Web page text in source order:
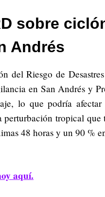
sobre
Andrés
del Riesgo de
en San Andrés y
lo que podría afectar
perturbación tropical
48 horas y un 90 %
aquí.